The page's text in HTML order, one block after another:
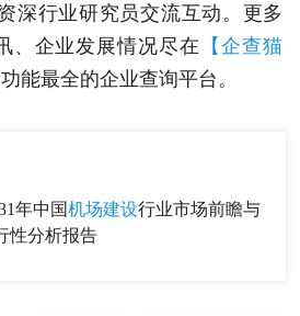
深行业研究员交流互动。更多
、企业发展情况尽在
【企查猫
能最全的企业查询平台。
年中国机场建设行业市场前瞻与
性分析报告